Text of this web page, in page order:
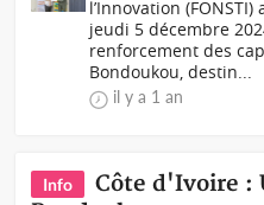
l’Innovation
jeudi 5 décembre
renforcement des
Bondoukou, destin...
il y a 1 an
Info
Côte d'Ivoire :